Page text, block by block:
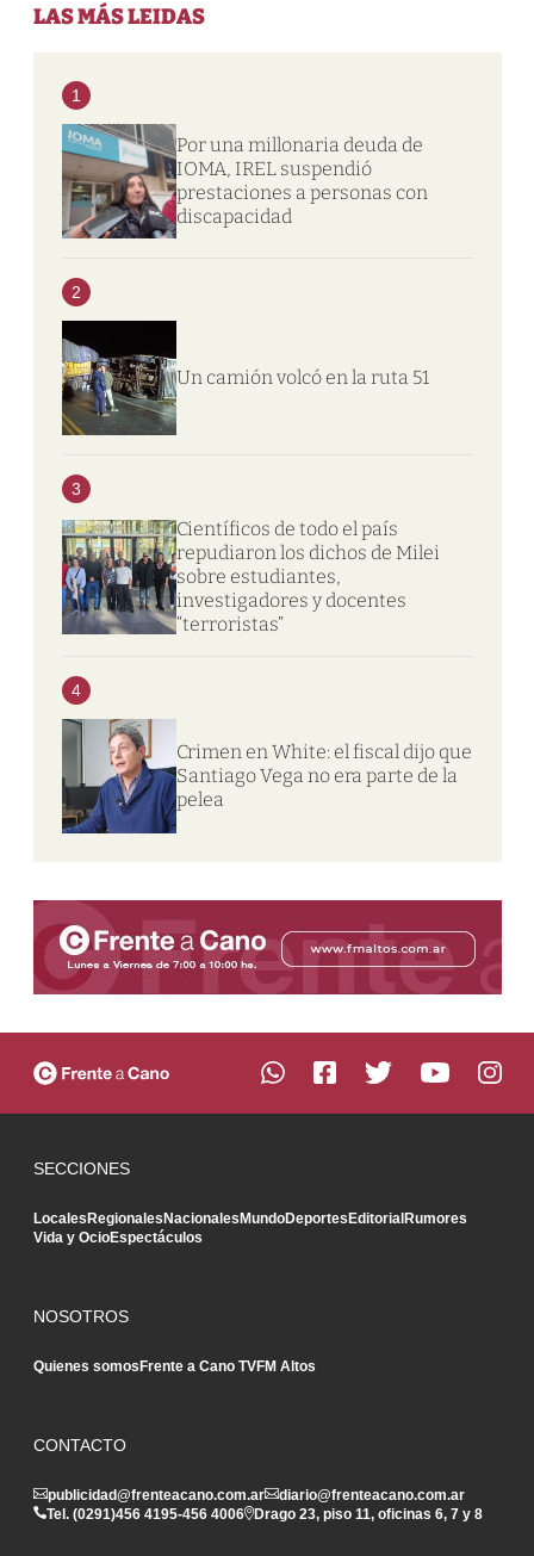
LAS MÁS LEIDAS
1
Por una millonaria deuda de
IOMA, IREL suspendió
prestaciones a personas con
discapacidad
2
Un camión volcó en la ruta 51
3
Científicos de todo el país
repudiaron los dichos de Milei
sobre estudiantes,
investigadores y docentes
“terroristas”
4
Crimen en White: el fiscal dijo que
Santiago Vega no era parte de la
pelea
SECCIONES
LocalesRegionalesNacionalesMundoDeportesEditorialRumores
Vida y OcioEspectáculos
NOSOTROS
Quienes somosFrente a Cano TVFM Altos
CONTACTO
publicidad@frenteacano.com.ar
diario@frenteacano.com.ar
Tel. (0291)456 4195-456 4006 Drago 23, piso 11, oficinas 6, 7 y 8